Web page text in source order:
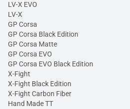
LV-X EVO
LV-X
GP Corsa
GP Corsa Black Edition
GP Corsa Matte
GP Corsa EVO
GP Corsa EVO Black Edition
X-Fight
X-Fight Black Edition
X-Fight Carbon Fiber
Hand Made TT